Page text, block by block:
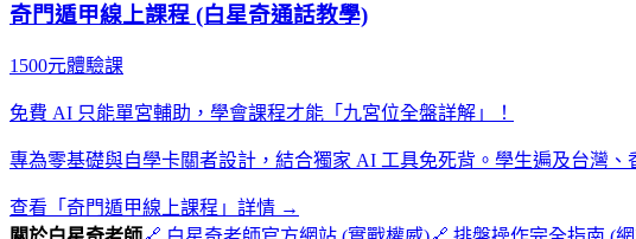
奇門遁甲線上課程 (白星奇通話教學)
1500元體驗課
免費 AI 只能單宮輔助，學會課程才能「九宮位全盤詳解」！
專為零基礎與自學卡關者設計，結合獨家 AI 工具免死背。學生遍及台灣
查看「奇門遁甲線上課程」詳情 →